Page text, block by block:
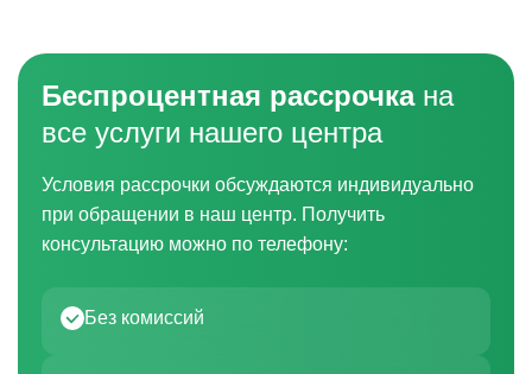
Беспроцентная рассрочкана
все услуги нашего центра
Условия рассрочки обсуждаются индивидуально
при обращении в наш центр. Получить
консультацию можно по телефону:
Без комиссий